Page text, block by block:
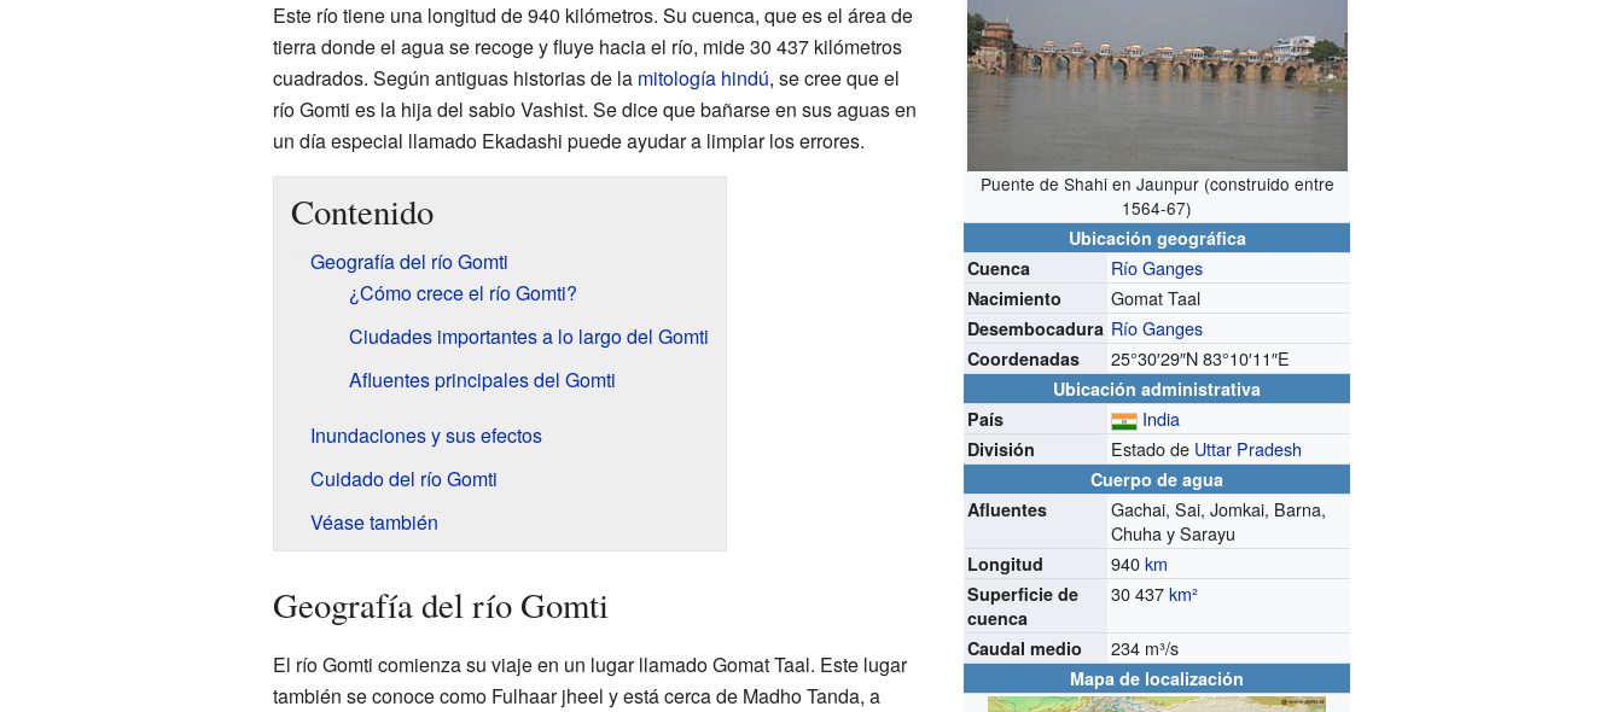
Puente de Shahi en Jaunpur (construido entre
1564-67)
Ubicación geográfica
Cuenca
Río Ganges
Nacimiento Gomat Taal
Desembocadura Río Ganges
Coordenadas 25°30′29″N 83°10′11″E
Ubicación administrativa
País
India
División Estado de Uttar Pradesh
Cuerpo de agua
Afluentes
Gachai, Sai, Jomkai, Barna,
Chuha y Sarayu
Longitud 940km
Superficie de
cuenca
30 437km²
Caudal medio 234 m³/s
Mapa de localización
Este río tiene una longitud de 940 kilómetros. Su cuenca, que es el área de
tierra donde el agua se recoge y fluye hacia el río, mide 30 437 kilómetros
cuadrados. Según antiguas historias de la mitología hindú, se cree que el
río Gomti es la hija del sabio Vashist. Se dice que bañarse en sus aguas en
un día especial llamado Ekadashi puede ayudar a limpiar los errores.
Contenido
Geografía del río Gomti
¿Cómo crece el río Gomti?
Ciudades importantes a lo largo del Gomti
Afluentes principales del Gomti
Inundaciones y sus efectos
Cuidado del río Gomti
Véase también
Geografía del río Gomti
El río Gomti comienza su viaje en un lugar llamado Gomat Taal. Este lugar
también se conoce como Fulhaar jheel y está cerca de Madho Tanda, a